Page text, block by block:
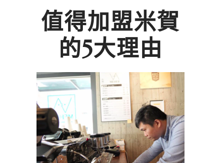
值得加盟米賀
的5大理由